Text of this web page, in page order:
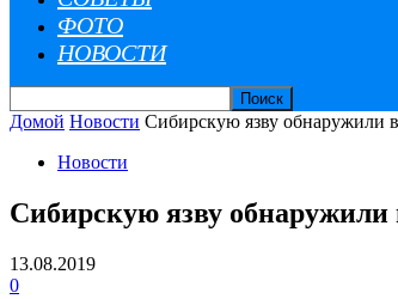
ФОТО
НОВОСТИ
Домой Новости Сибирскую язву обнаружили
Новости
Сибирскую язву обнаружили
13.08.2019
0